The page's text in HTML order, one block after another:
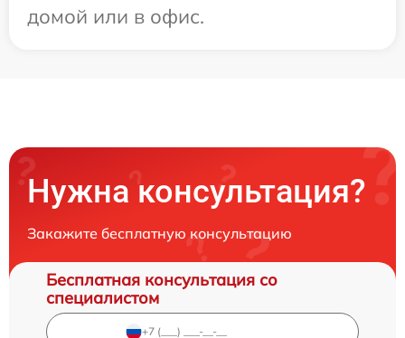
домой или в офис.
Нужна консультация?
Закажите бесплатную консультацию
Бесплатная консультация со
специалистом